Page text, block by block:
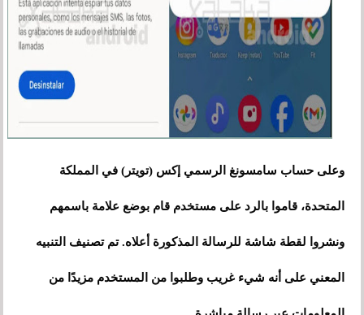
وعلى حساب سامسونغ الرسمي إكس (تويتر) في المملكة
المتحدة، قاموا بالرد على مستخدم قام بوضع علامة باسمهم
ونشروا لقطة شاشة للرسالة المذكورة أعلاه. تم تصنيف التنبيه
المعني على أنه شيء غريب وطلبوا من المستخدم مزيدًا من